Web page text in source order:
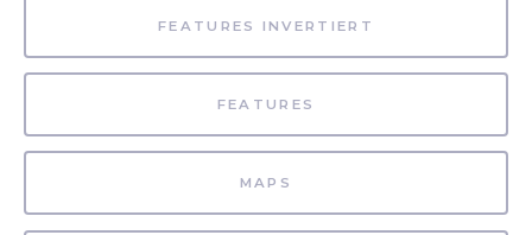
FEATURES INVERTIERT
FEATURES
MAPS